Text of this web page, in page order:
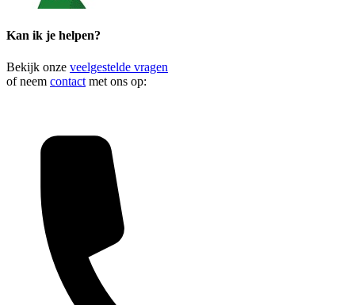
Kan ik je helpen?
Bekijk onze veelgestelde vragen
of neem contact met ons op: